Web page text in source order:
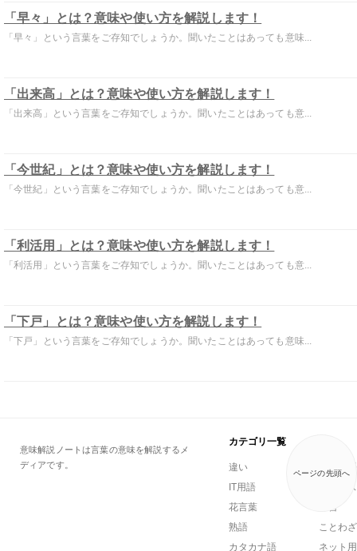
「早々」とは？意味や使い方を解説します！
「早々」という言葉をご存知でしょうか。聞いたことはあっても意味...
「出来高」とは？意味や使い方を解説します！
「出来高」という言葉をご存知でしょうか。聞いたことはあっても意...
「今世紀」とは？意味や使い方を解説します！
「今世紀」という言葉をご存知でしょうか。聞いたことはあっても意...
「利活用」とは？意味や使い方を解説します！
「利活用」という言葉をご存知でしょうか。聞いたことはあっても意...
「下戸」とは？意味や使い方を解説します！
「下戸」という言葉をご存知でしょうか。聞いたことはあっても意味...
ページの先頭へ
意味解説ノートは言葉の意味を解説するメ
ディアです。
カテゴリ一覧
違い
一般用語
IT用語
ビジネ
花言葉
方言
熟語
ことわ
カタカナ語
ネット